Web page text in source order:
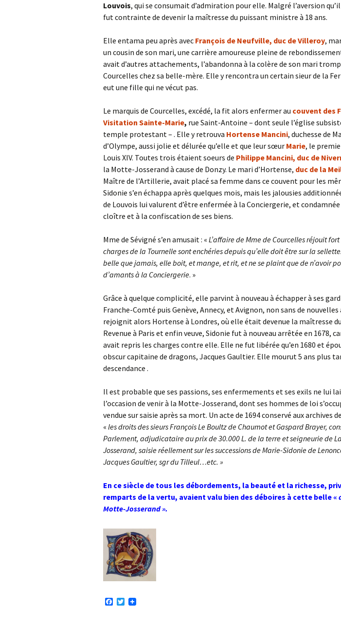
Louvois, qui se consumait d’admiration pour elle. Malgré l’aversion
fut contrainte de devenir la maîtresse du puissant ministre à 18 ans.
Elle entama peu après avec François de Neufville, duc de Villeroy,
un cousin de son mari, une carrière amoureuse pleine de
avait d’autres attachements, l’abandonna à la colère de son mari
Courcelles chez sa belle-mère. Elle y rencontra un certain sieur de la
eut une fille qui ne vécut pas.
Le marquis de Courcelles, excédé, la fit alors enfermer au couvent des
Visitation Sainte-Marie, rue Saint-Antoine – dont seule l’église
temple protestant – . Elle y retrouva Hortense Mancini, duchesse de
d’Olympe, aussi jolie et délurée qu’elle et que leur sœur Marie, le
Louis XIV. Toutes trois étaient soeurs de Philippe Mancini, duc de
la Motte-Josserand à cause de Donzy. Le mari d’Hortense, duc de la
Maître de l’Artillerie, avait placé sa femme dans ce couvent pour les
Sidonie s’en échappa après quelques mois, mais les jalousies
de Louvois lui valurent d’être enfermée à la Conciergerie, et condamnée
cloître et à la confiscation de ses biens.
Mme de Sévigné s’en amusait : « L’affaire de Mme de Courcelles réjouit
charges de la Tournelle sont enchéries depuis qu’elle doit être sur la
belle que jamais, elle boit, et mange, et rit, et ne se plaint que de n’avoir
d’amants à la Conciergerie. »
Grâce à quelque complicité, elle parvint à nouveau à échapper à ses
Franche-Comté puis Genève, Annecy, et Avignon, non sans de
rejoignit alors Hortense à Londres, où elle était devenue la maîtresse du
Revenue à Paris et enfin veuve, Sidonie fut à nouveau arrêtée en 1678,
avait repris les charges contre elle. Elle ne fut libérée qu’en 1680 et
obscur capitaine de dragons, Jacques Gaultier. Elle mourut 5 ans plus
descendance .
Il est probable que ses passions, ses enfermements et ses exils ne lui
l’occasion de venir à la Motte-Josserand, dont ses hommes de loi
vendue sur saisie après sa mort. Un acte de 1694 conservé aux archives
« les droits des sieurs François Le Boultz de Chaumot et Gaspard Brayer,
Parlement, adjudicataire au prix de 30.000 L. de la terre et seigneurie de
Josserand, saisie réellement sur les successions de Marie-Sidonie de
Jacques Gaultier, sgr du Tilleul…etc. »
En ce siècle de tous les débordements, la beauté et la richesse,
remparts de la vertu, avaient valu bien des déboires à cette belle «
Motte-Josserand ».
T